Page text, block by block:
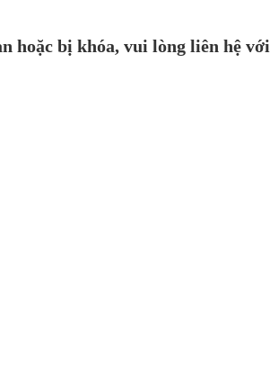
hoặc bị khóa, vui lòng liên hệ với